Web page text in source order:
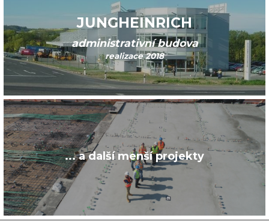
JUNGHEINRICH
administrativní budova
realizace 2018
... a další menší projekty